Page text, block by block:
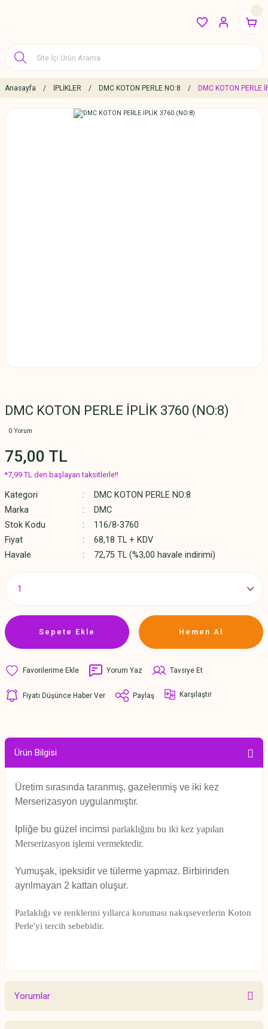
Anasayfa İPLİKLER DMC KOTON PERLE NO:8 DMC KOTON PERLE
DMC KOTON PERLE İPLİK 3760 (NO:8)
0 Yorum
75,00 TL
*7,99 TL den başlayan taksitlerle!!
Kategori
DMC KOTON PERLE NO:8
Marka
DMC
Stok Kodu
116/8-3760
Fiyat
68,18 TL + KDV
Havale
72,75 TL (%3,00 havale indirimi)
Sepete Ekle Hemen Al
Yorum Yaz Tavsiye Et
Fiyatı Düşünce Haber Ver Paylaş Karşılaştır
Ürün Bilgisi
Üretim sırasında taranmış, gazelenmiş ve iki kez
Merserizasyon uygulanmıştır.
Ipliğe bu güzel incimsi parlaklığını bu iki kez yapılan
Merserizasyon işlemi vermektedir.
Yumuşak, ipeksidir ve tülerme yapmaz. Birbirinden
ayrılmayan 2 kattan oluşur.
Parlaklığı ve renklerini yıllarca koruması nakışseverlerin Koton
Perle'yi tercih sebebidir.
Yorumlar